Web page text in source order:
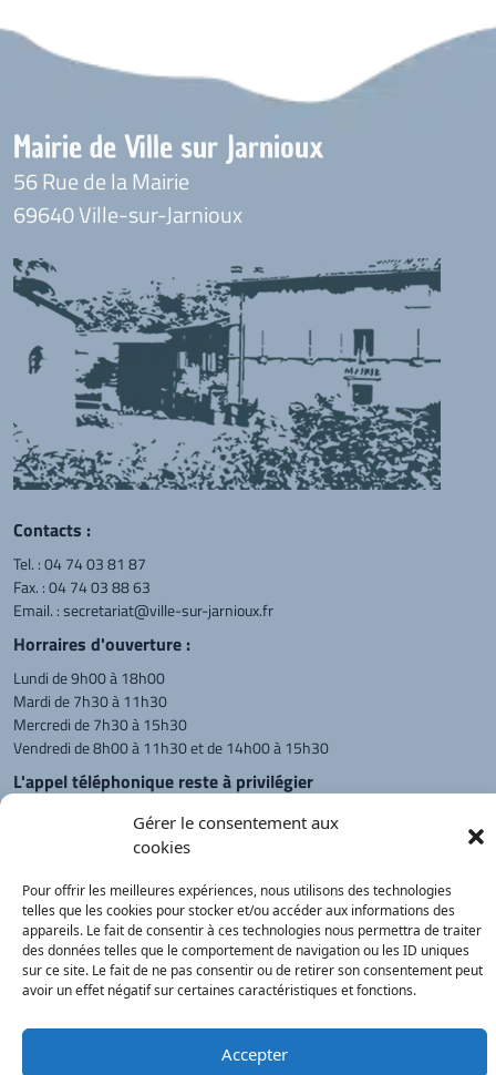
Gérer le consentement aux
cookies
Pour offrir les meilleures expériences, nous utilisons des technologies
telles que les cookies pour stocker et/ou accéder aux informations des
appareils. Le fait de consentir à ces technologies nous permettra de traiter
des données telles que le comportement de navigation ou les ID uniques
sur ce site. Le fait de ne pas consentir ou de retirer son consentement peut
avoir un effet négatif sur certaines caractéristiques et fonctions.
Accepter
Mairie de Ville sur Jarnioux
56 Rue de la Mairie
69640 Ville-sur-Jarnioux
Contacts :
Tel. :04 74 03 81 87
Fax. : 04 74 03 88 63
Email. :secretariat@ville-sur-jarnioux.fr
Horraires d'ouverture :
Lundi de 9h00 à 18h00
Mardi de 7h30 à 11h30
Mercredi de 7h30 à 15h30
Vendredi de 8h00 à 11h30 et de 14h00 à 15h30
L'appel téléphonique reste à privilégier
Monsieur le Maire et les adjoints
reçoivent sur rendez-vous.
Retour à l'accueil Actualités PanneauPocket Recherche
Démarches
Contacts
Mentions
Plan du site
®